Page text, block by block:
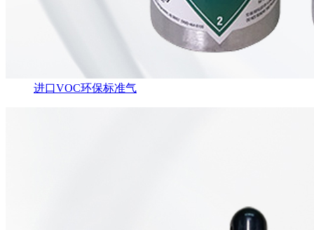
进口VOC环保标准气